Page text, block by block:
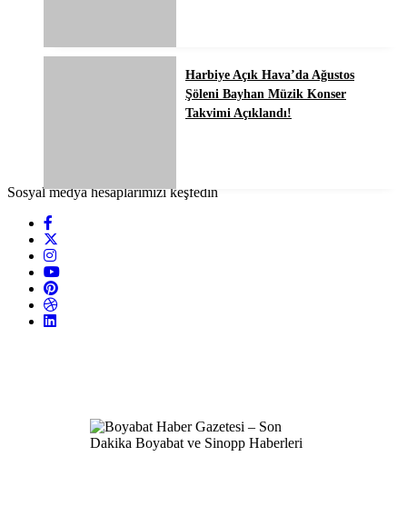
Harbiye Açık Hava’da Ağustos
Şöleni Bayhan Müzik Konser
Takvimi Açıklandı!
Sosyal medya hesaplarımızı keşfedin